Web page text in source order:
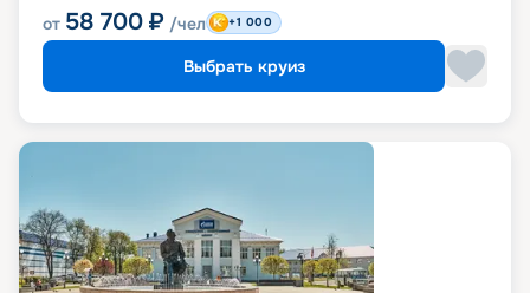
от 58 700 ₽ /чел +1 000
Выбрать круиз